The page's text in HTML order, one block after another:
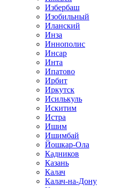
Избербаш
Изобильный
Иланский
Инза
Иннополис
Инсар
Инта
Ипатово
Ирбит
Иркутск
Исилькуль
Искитим
Истра
Ишим
Ишимбай
Йошкар-Ола
Кадников
Казань
Калач
Калач-на-Дону